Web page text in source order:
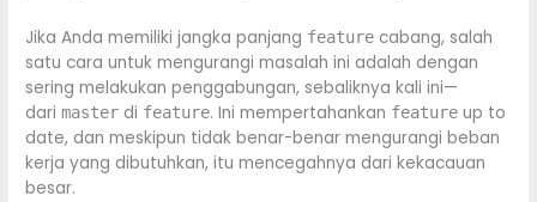
Jika Anda memiliki jangka panjang feature cabang, salah
satu cara untuk mengurangi masalah ini adalah dengan
sering melakukan penggabungan, sebaliknya kali ini—
darimaster di feature. Ini mempertahankan feature up to
date, dan meskipun tidak benar-benar mengurangi beban
kerja yang dibutuhkan, itu mencegahnya dari kekacauan
besar.